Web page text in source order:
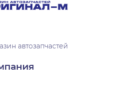
автозапчастей